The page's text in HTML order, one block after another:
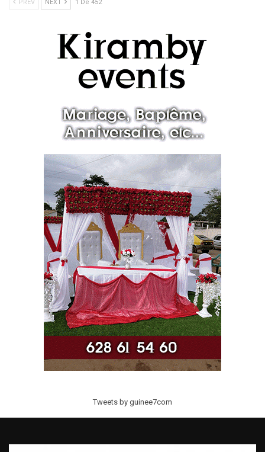
PREV NEXT 1 De 452
Tweets by guinee7com